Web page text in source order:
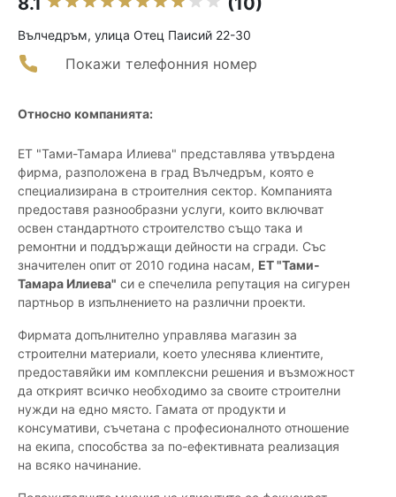
Вълчедръм, улица Отец Паисий 22-30
Покажи телефонния номер
Относно компанията:
ЕТ "Тами-Тамара Илиева" представлява утвърдена
фирма, разположена в град Вълчедръм, която е
специализирана в строителния сектор. Компанията
предоставя разнообразни услуги, които включват
освен стандартното строителство също така и
ремонтни и поддържащи дейности на сгради. Със
значителен опит от 2010 година насам, ЕТ "Тами-
Тамара Илиева" си е спечелила репутация на сигурен
партньор в изпълнението на различни проекти.
Фирмата допълнително управлява магазин за
строителни материали, което улеснява клиентите,
предоставяйки им комплексни решения и възможност
да открият всичко необходимо за своите строителни
нужди на едно място. Гамата от продукти и
консумативи, съчетана с професионалното отношение
на екипа, способства за по-ефективната реализация
на всяко начинание.